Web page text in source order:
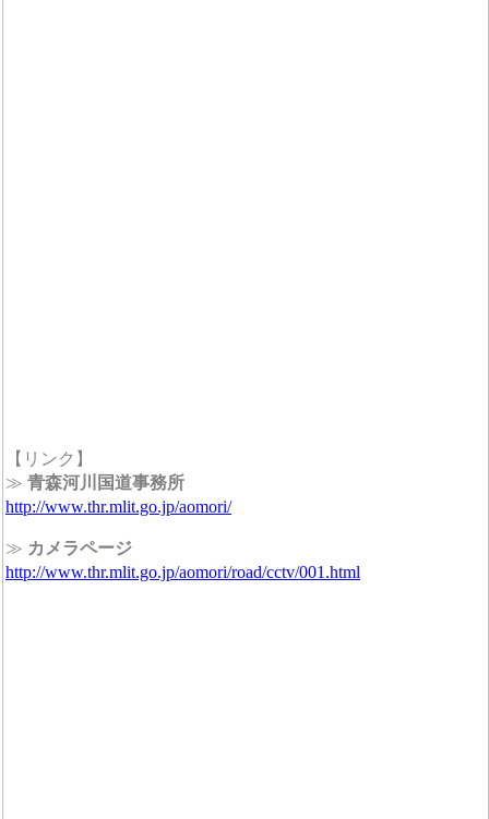
【リンク】
≫ 青森河川国道事務所
http://www.thr.mlit.go.jp/aomori/
≫ カメラページ
http://www.thr.mlit.go.jp/aomori/road/cctv/001.html